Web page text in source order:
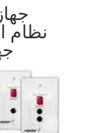
نظام